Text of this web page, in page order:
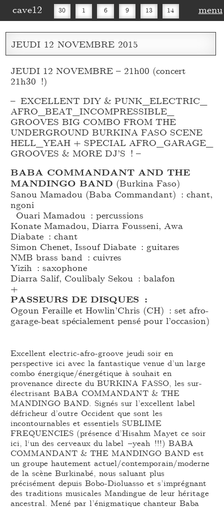
cave12 30 1 6 9 13 14
16 20 27 30
menu
JEUDI 12 NOVEMBRE 2015
JEUDI 12 NOVEMBRE – 21h00 (concert
21h30 !)
– EXCELLENT DIY & PUNK_ELECTRIC_
AFRO_BEAT_INCOMPRESSIBLE_
GROOVES BIG COMBO FROM THE
UNDERGROUND BURKINA FASO SCENE
HELL_YEAH + SPECIAL AFRO_ GARAGE_
GROOVES & MORE DJ’S ! –
BABA COMMANDANT AND THE
MANDINGO BAND (Burkina Faso)
Sanou Mamadou (Baba Commandant) : chant,
ngoni
Ouari Mamadou : percussions
Konate Mamadou, Diarra Fousseni, Awa
Diabate : chant
Simon Chenet, Issouf Diabate : guitares
NMB brass band : cuivres
Yizih : saxophone
Diarra Salif, Coulibaly Sekou : balafon
+
PASSEURS DE DISQUES :
Ogoun Feraille et Howlin’Chris (CH) : set afro-
garage-beat spécialement pensé pour l’occasion)
Excellent electric-afro-groove jeudi soir en
perspective ici avec la fantastique venue d’un large
combo énergique/énergétique à souhait en
provenance directe du BURKINA FASSO, les sur-
électrisant BABA COMMANDANT & THE
MANDINGO BAND. Signés sur l’excellent label
défricheur d’outre Occident que sont les
incontournables et essentiels SUBLIME
FREQUENCIES (présence d’Hisahm Mayet ce soir
ici, l‘un des cerveaux du label –yeah !!!) BABA
COMMANDANT & THE MANDINGO BAND est
un groupe hautement actuel/contemporain/moderne
de la scène Burkinabé, nous saluant plus
précisément depuis Bobo-Dioluasso et s’imprégnant
des traditions musicales Mandingue de leur héritage
ancestral. Mené par l’énigmatique chanteur Baba